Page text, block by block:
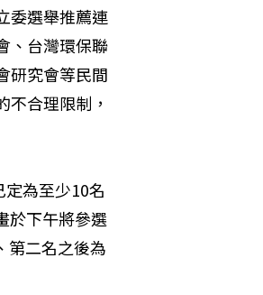
委選舉推薦連
、台灣環保聯
研究會等民間
合理限制，
為至少10名
於下午將參選
第二名之後為